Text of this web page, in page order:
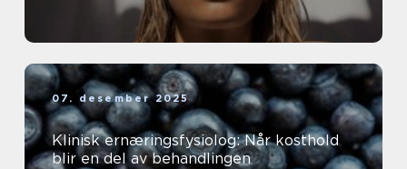
07. desember 2025
Klinisk ernæringsfysiolog: Når kosthold
blir en del av behandlingen